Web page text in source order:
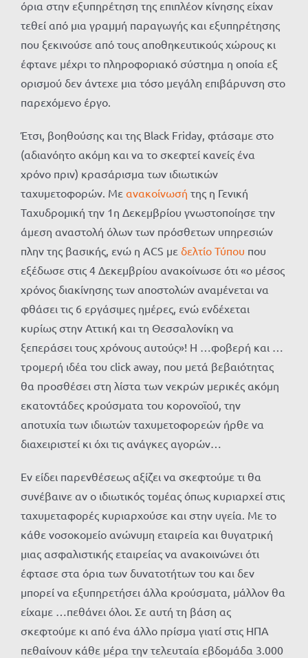
όρια στην εξυπηρέτηση της επιπλέον κίνησης είχαν
τεθεί από μια γραμμή παραγωγής και εξυπηρέτησης
που ξεκινούσε από τους αποθηκευτικούς χώρους κι
έφτανε μέχρι το πληροφοριακό σύστημα η οποία εξ
ορισμού δεν άντεχε μια τόσο μεγάλη επιβάρυνση στο
παρεχόμενο έργο.
Έτσι, βοηθούσης και της Black Friday, φτάσαμε στο
(αδιανόητο ακόμη και να το σκεφτεί κανείς ένα
χρόνο πριν) κρασάρισμα των ιδιωτικών
ταχυμετοφορών. Με ανακοίνωσή της η Γενική
Ταχυδρομική την 1η Δεκεμβρίου γνωστοποίησε την
άμεση αναστολή όλων των πρόσθετων υπηρεσιών
πλην της βασικής, ενώ η ACS με δελτίο Τύπου που
εξέδωσε στις 4 Δεκεμβρίου ανακοίνωσε ότι «ο μέσος
χρόνος διακίνησης των αποστολών αναμένεται να
φθάσει τις 6 εργάσιμες ημέρες, ενώ ενδέχεται
κυρίως στην Αττική και τη Θεσσαλονίκη να
ξεπεράσει τους χρόνους αυτούς»! Η …φοβερή και …
τρομερή ιδέα του click away, που μετά βεβαιότητας
θα προσθέσει στη λίστα των νεκρών μερικές ακόμη
εκατοντάδες κρούσματα του κορονοϊού, την
αποτυχία των ιδιωτών ταχυμετοφορεών ήρθε να
διαχειριστεί κι όχι τις ανάγκες αγορών…
Εν είδει παρενθέσεως αξίζει να σκεφτούμε τι θα
συνέβαινε αν ο ιδιωτικός τομέας όπως κυριαρχεί στις
ταχυμεταφορές κυριαρχούσε και στην υγεία. Με το
κάθε νοσοκομείο ανώνυμη εταιρεία και θυγατρική
μιας ασφαλιστικής εταιρείας να ανακοινώνει ότι
έφτασε στα όρια των δυνατοτήτων του και δεν
μπορεί να εξυπηρετήσει άλλα κρούσματα, μάλλον θα
είχαμε …πεθάνει όλοι. Σε αυτή τη βάση ας
σκεφτούμε κι από ένα άλλο πρίσμα γιατί στις ΗΠΑ
πεθαίνουν κάθε μέρα την τελευταία εβδομάδα 3.000